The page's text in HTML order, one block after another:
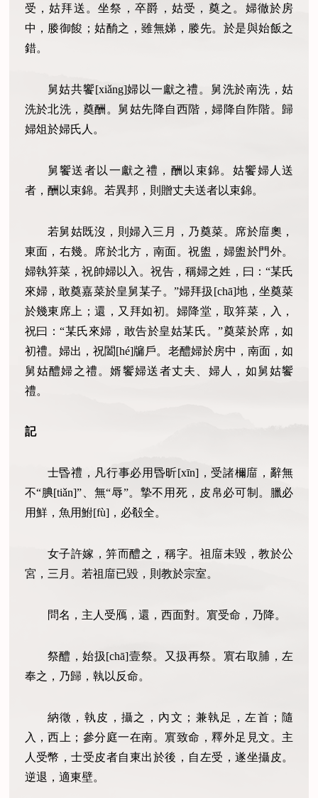
受，姑拜送。坐祭，卒爵，姑受，奠之。婦徹於房
中，媵御餕；姑酳之，雖無娣，媵先。於是與始飯之
錯。
舅姑共饗[xiǎng]婦以一獻之禮。舅洗於南洗，姑
洗於北洗，奠酬。舅姑先降自西階，婦降自阼階。歸
婦俎於婦氏人。
舅饗送者以一獻之禮，酬以束錦。姑饗婦人送
者，酬以束錦。若異邦，則贈丈夫送者以束錦。
若舅姑既沒，則婦入三月，乃奠菜。席於庿奧，
東面，右幾。席於北方，南面。祝盥，婦盥於門外。
婦執笲菜，祝帥婦以入。祝告，稱婦之姓，曰：“某氏
來婦，敢奠嘉菜於皇舅某子。”婦拜扱[chā]地，坐奠菜
於幾東席上；還，又拜如初。婦降堂，取笲菜，入，
祝曰：“某氏來婦，敢告於皇姑某氏。”奠菜於席，如
初禮。婦出，祝闔[hé]牖戶。老醴婦於房中，南面，如
舅姑醴婦之禮。婿饗婦送者丈夫、婦人，如舅姑饗
禮。
記
士昬禮，凡行事必用昬昕[xīn]，受諸檷庿，辭無
不“腆[tiǎn]”、無“辱”。摯不用死，皮帛必可制。臘必
用鮮，魚用鮒[fù]，必殽全。
女子許嫁，笄而醴之，稱字。祖庿未毀，教於公
宮，三月。若祖庿已毀，則教於宗室。
問名，主人受鴈，還，西面對。賔受命，乃降。
祭醴，始扱[chā]壹祭。又扱再祭。賔右取脯，左
奉之，乃歸，執以反命。
納徵，執皮，攝之，內文；兼執足，左首；隨
入，西上；參分庭一在南。賔致命，釋外足見文。主
人受幣，士受皮者自東出於後，自左受，遂坐攝皮。
逆退，適東壁。